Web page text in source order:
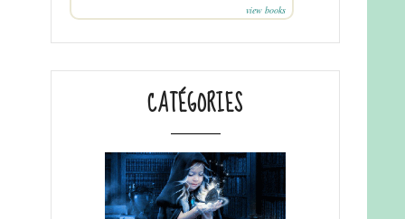
view books
CATÉGORIES